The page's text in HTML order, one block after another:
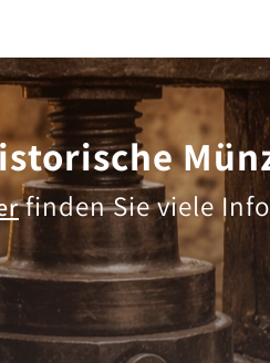
finden Sie viele